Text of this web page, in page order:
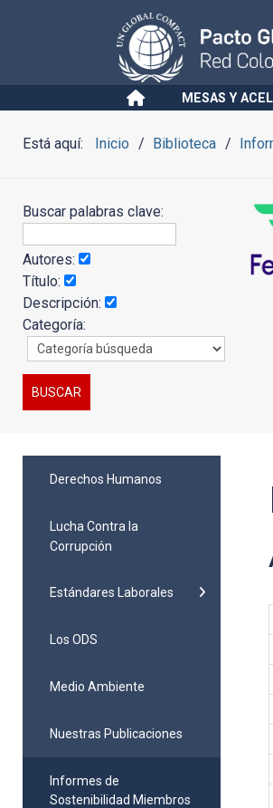
MESAS Y
Está aquí: Inicio Biblioteca
Buscar palabras clave:
Autores:
Título:
Descripción:
Categoría:
Derechos Humanos
Lucha Contra la
Corrupción
Estándares Laborales
Los ODS
Medio Ambiente
Nuestras Publicaciones
Informes de
Sostenibilidad Miembros